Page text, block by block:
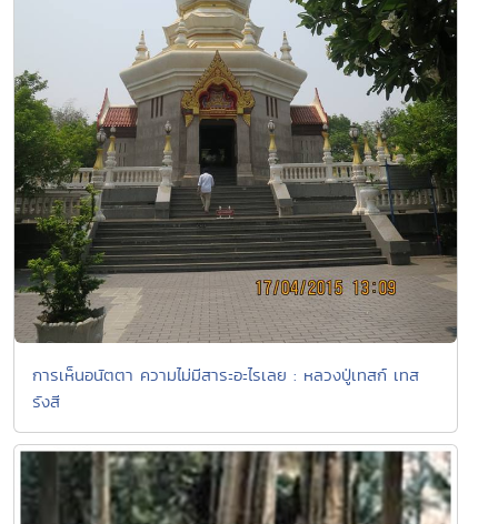
การเห็นอนัตตา ความไม่มีสาระอะไรเลย : หลวงปู่เทสก์ เทส
รังสี